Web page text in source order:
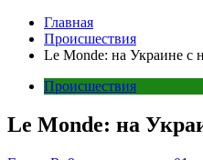
Главная
Происшествия
Le Monde: на Украине с
Происшествия
Le Monde: на